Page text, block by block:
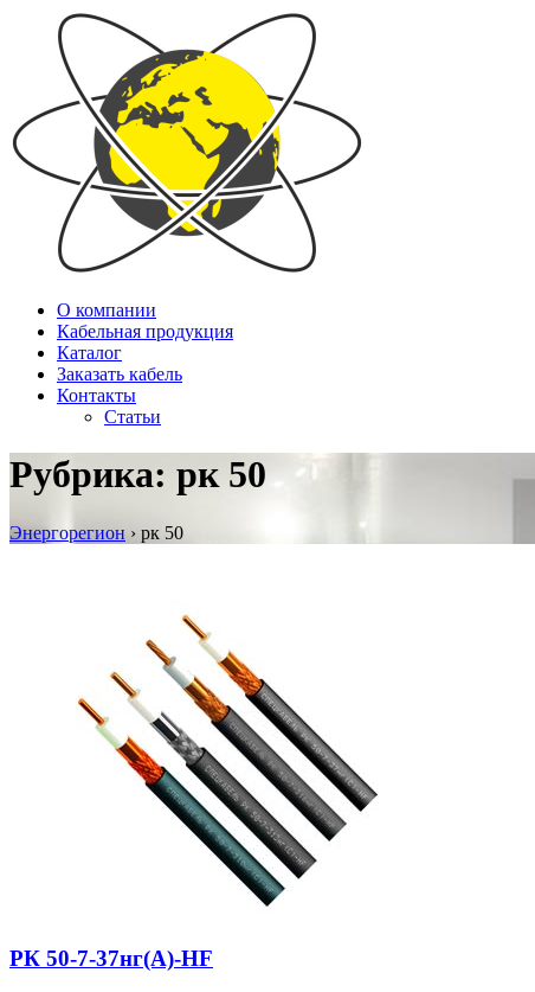
О компании
Кабельная продукция
Каталог
Заказать кабель
Контакты
Статьи
Рубрика: рк 50
Энергорегион › рк 50
РК 50-7-37нг(A)-HF